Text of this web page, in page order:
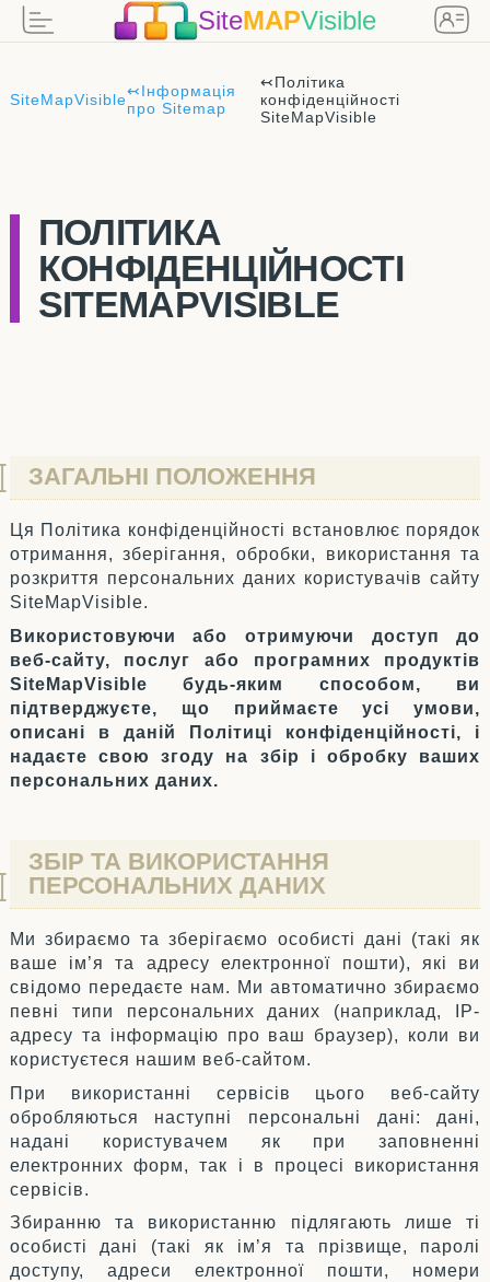
SiteMAPVisible
SiteMapVisible↢Інформація
про Sitemap
↢Політика
конфіденційності
SiteMapVisible
ПОЛІТИКА
КОНФІДЕНЦІЙНОСТІ
SITEMAPVISIBLE
ЗАГАЛЬНІ ПОЛОЖЕННЯ
Ця Політика конфіденційності встановлює порядок
отримання, зберігання, обробки, використання та
розкриття персональних даних користувачів сайту
SiteMapVisible.
Використовуючи або отримуючи доступ до
веб-сайту, послуг або програмних продуктів
SiteMapVisible будь-яким способом, ви
підтверджуєте, що приймаєте усі умови,
описані в даній Політиці конфіденційності, і
надаєте свою згоду на збір і обробку ваших
персональних даних.
ЗБІР ТА ВИКОРИСТАННЯ
ПЕРСОНАЛЬНИХ ДАНИХ
Ми збираємо та зберігаємо особисті дані (такі як
ваше ім’я та адресу електронної пошти), які ви
свідомо передаєте нам. Ми автоматично збираємо
певні типи персональних даних (наприклад, IP-
адресу та інформацію про ваш браузер), коли ви
користуєтеся нашим веб-сайтом.
При використанні сервісів цього веб-сайту
обробляються наступні персональні дані: дані,
надані користувачем як при заповненні
електронних форм, так і в процесі використання
сервісів.
Збиранню та використанню підлягають лише ті
особисті дані (такі як ім’я та прізвище, паролі
доступу, адреси електронної пошти, номери